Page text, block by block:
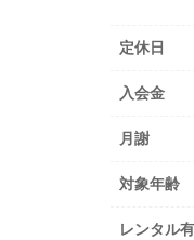
定休日
入会金
月謝
対象年齢
レンタル